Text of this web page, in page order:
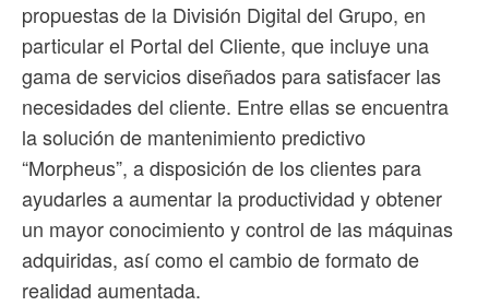
propuestas de la División Digital del Grupo, en
particular el Portal del Cliente, que incluye una
gama de servicios diseñados para satisfacer las
necesidades del cliente. Entre ellas se encuentra
la solución de mantenimiento predictivo
“Morpheus”, a disposición de los clientes para
ayudarles a aumentar la productividad y obtener
un mayor conocimiento y control de las máquinas
adquiridas, así como el cambio de formato de
realidad aumentada.